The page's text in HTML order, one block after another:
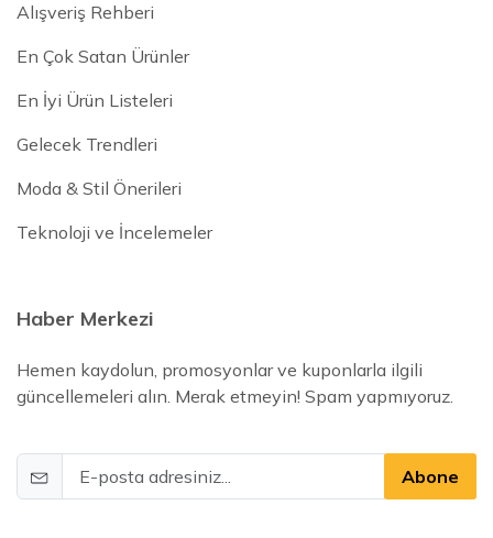
Alışveriş Rehberi
En Çok Satan Ürünler
En İyi Ürün Listeleri
Gelecek Trendleri
Moda & Stil Önerileri
Teknoloji ve İncelemeler
Haber Merkezi
Hemen kaydolun, promosyonlar ve kuponlarla ilgili
güncellemeleri alın. Merak etmeyin! Spam yapmıyoruz.
Abone